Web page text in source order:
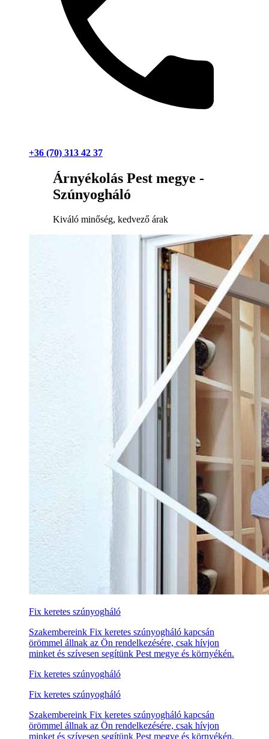
+36 (70) 313 42 37
Árnyékolás Pest megye -
Szúnyogháló
Kiváló minőség, kedvező árak
Fix keretes szúnyogháló
Szakembereink Fix keretes szúnyogháló kapcsán
örömmel állnak az Ön rendelkezésére, csak hívjon
minket és szívesen segítünk Pest megye és környékén.
Fix keretes szúnyogháló
Fix keretes szúnyogháló
Szakembereink Fix keretes szúnyogháló kapcsán
örömmel állnak az Ön rendelkezésére, csak hívjon
minket és szívesen segítünk Pest megye és környékén.